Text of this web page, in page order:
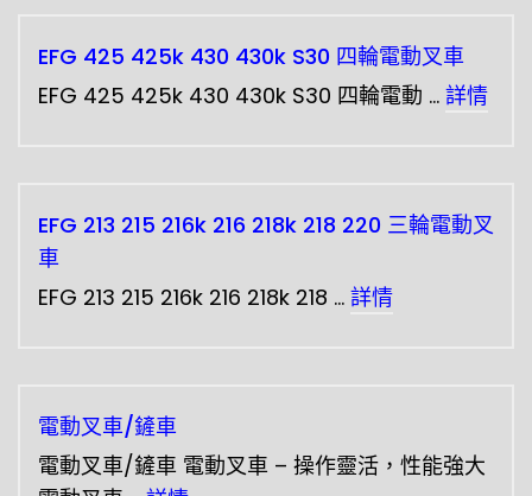
EFG 425 425k 430 430k S30 四輪電動叉車
EFG 425 425k 430 430k S30 四輪電動 … 詳情
EFG 213 215 216k 216 218k 218 220 三輪電動叉
車
EFG 213 215 216k 216 218k 218 … 詳情
電動叉車/鏟車
電動叉車/鏟車 電動叉車 – 操作靈活，性能強大